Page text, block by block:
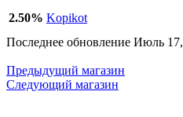
2.50% Kopikot
Последнее обновление Июль
Предыдущий магазин
Следующий магазин